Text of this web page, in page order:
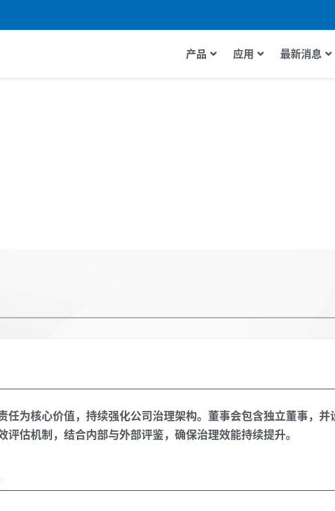
产品 应用 最新消息
任为核心价值，持续强化公司治理架构。董事会包含独立董事，
评估机制，结合内部与外部评鉴，确保治理效能持续提升。